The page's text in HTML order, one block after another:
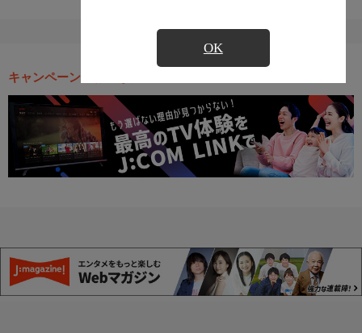
OK
キャンペーン・お得な情報